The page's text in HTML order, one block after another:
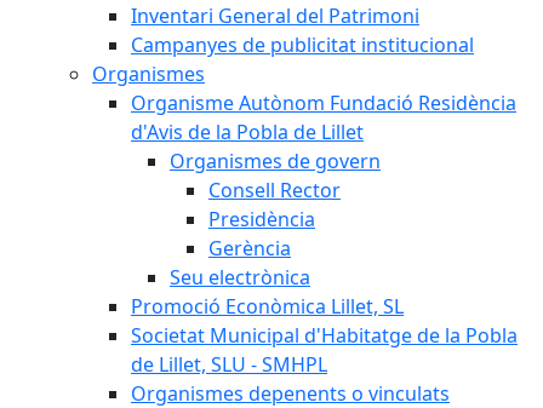
Inventari General del Patrimoni
Campanyes de publicitat institucional
Organismes
Organisme Autònom Fundació Residència
d'Avis de la Pobla de Lillet
Organismes de govern
Consell Rector
Presidència
Gerència
Seu electrònica
Promoció Econòmica Lillet, SL
Societat Municipal d'Habitatge de la Pobla
de Lillet, SLU - SMHPL
Organismes depenents o vinculats